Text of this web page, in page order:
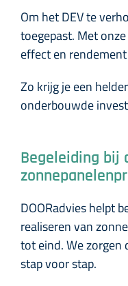
Om het DEV te
toegepast. Met
effect en
Zo krijg je een
onderbouwde
Begeleiding bij
DOORadvies helpt
realiseren van
tot eind. We zorgen
stap voor stap.